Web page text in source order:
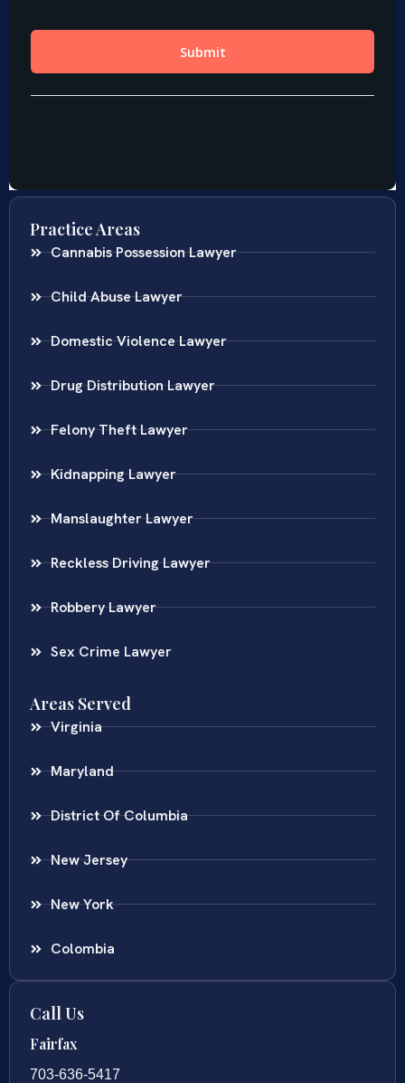
Practice Areas
Cannabis Possession Lawyer
Child Abuse Lawyer
Domestic Violence Lawyer
Drug Distribution Lawyer
Felony Theft Lawyer
Kidnapping Lawyer
Manslaughter Lawyer
Reckless Driving Lawyer
Robbery Lawyer
Sex Crime Lawyer
Areas Served
Virginia
Maryland
District Of Columbia
New Jersey
New York
Colombia
Call Us
Fairfax
703-636-5417